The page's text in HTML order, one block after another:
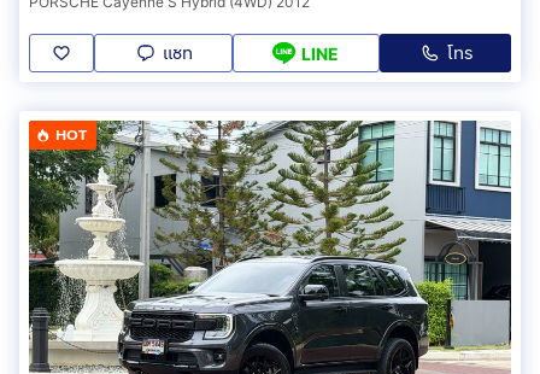
แชท LINE โทร
HOT